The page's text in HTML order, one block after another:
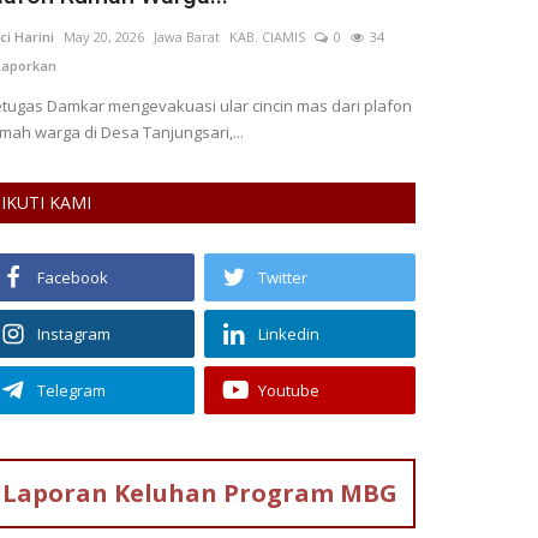
Harini May 20, 2026 Jawa Barat KAB. CIAMIS 0
34
Damkar mengevakuasi ular cincin mas dari plafon
warga di Desa Tanjungsari,...
IKUTI KAMI
Facebook Twitter
Instagram Linkedin
Telegram Youtube
Laporan Keluhan Program MBG